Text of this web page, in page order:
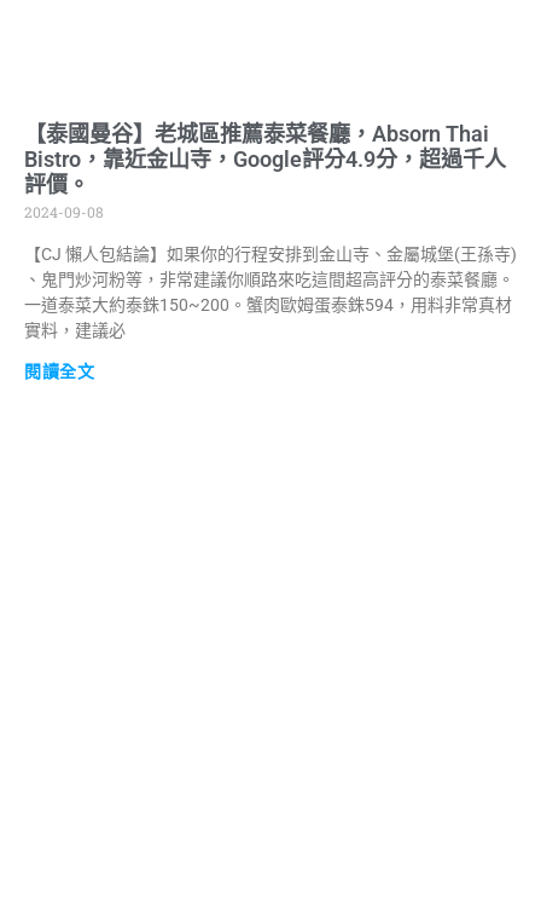
【泰國曼谷】老城區推薦泰菜餐廳，Absorn Thai
Bistro，靠近金山寺，Google評分4.9分，超過千人
評價。
2024-09-08
【CJ 懶人包結論】如果你的行程安排到金山寺、金屬城堡(王孫寺)
、鬼門炒河粉等，非常建議你順路來吃這間超高評分的泰菜餐廳。
一道泰菜大約泰銖150~200。蟹肉歐姆蛋泰銖594，用料非常真材
實料，建議必
閱讀全文